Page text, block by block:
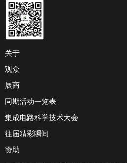
关于
观众
展商
同期活动一览表
集成电路科学技术大会
往届精彩瞬间
赞助